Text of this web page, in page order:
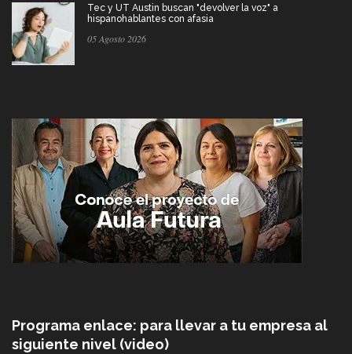
Tec y UT Austin buscan "devolver la voz" a
hispanohablantes con afasia
05 Agosto 2026
Programa enlace: para llevar a tu empresa al
siguiente nivel (video)